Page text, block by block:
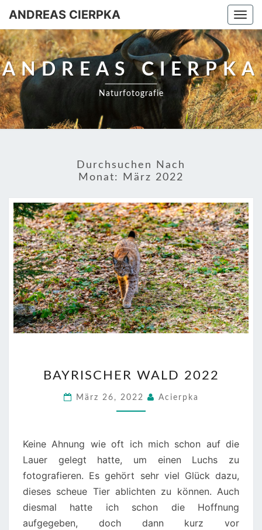
ANDREAS CIERPKA
ANDREAS CIERPKA
Naturfotografie
Durchsuchen Nach
Monat:
März 2022
WALD
2022
BAYRISCHER WALD 2022
März 26, 2022 Acierpka
Keine Ahnung wie oft ich mich schon auf die
Lauer gelegt hatte, um einen Luchs zu
fotografieren. Es gehört sehr viel Glück dazu,
dieses scheue Tier ablichten zu können. Auch
diesmal hatte ich schon die Hoffnung
aufgegeben, doch dann kurz vor